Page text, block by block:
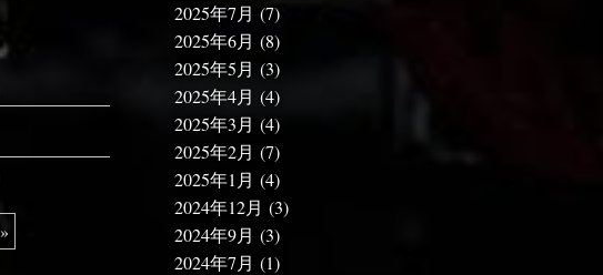
2025年7月 (7)
2025年6月 (8)
2025年5月 (3)
2025年4月 (4)
2025年3月 (4)
2025年2月 (7)
2025年1月 (4)
2024年12月 (3)
2024年9月 (3)
2024年7月 (1)